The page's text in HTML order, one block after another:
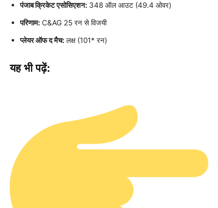
पंजाब क्रिकेट एसोसिएशन: 348 ऑल आउट (49.4 ओवर)
परिणाम: C&AG 25 रन से विजयी
प्लेयर ऑफ द मैच:लक्ष (101* रन)
यह भी पढ़ें: